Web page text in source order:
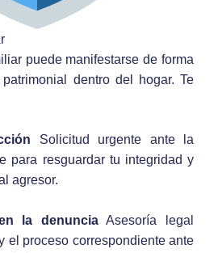
puede manifestarse de forma
dentro del hogar. Te
Solicitud urgente ante la
para resguardar tu integridad y
agresor.
la denunciaAsesoría legal
el proceso correspondiente ante